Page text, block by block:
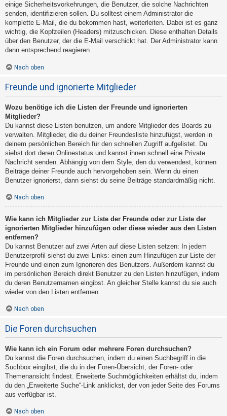
einige Sicherheitsvorkehrungen, die Benutzer, die solche Nachrichten
senden, identifizieren sollen. Du solltest einem Administrator die
komplette E-Mail, die du bekommen hast, weiterleiten. Dabei ist es ganz
wichtig, die Kopfzeilen (Headers) mitzuschicken. Diese enthalten Details
über den Benutzer, der die E-Mail verschickt hat. Der Administrator kann
dann entsprechend reagieren.
Nach oben
Freunde und ignorierte Mitglieder
Wozu benötige ich die Listen der Freunde und ignorierten
Mitglieder?
Du kannst diese Listen benutzen, um andere Mitglieder des Boards zu
verwalten. Mitglieder, die du deiner Freundesliste hinzufügst, werden in
deinem persönlichen Bereich für den schnellen Zugriff aufgelistet. Du
siehst dort deren Onlinestatus und kannst ihnen schnell eine Private
Nachricht senden. Abhängig von dem Style, den du verwendest, können
Beiträge deiner Freunde auch hervorgehoben sein. Wenn du einen
Benutzer ignorierst, dann siehst du seine Beiträge standardmäßig nicht.
Nach oben
Wie kann ich Mitglieder zur Liste der Freunde oder zur Liste der
ignorierten Mitglieder hinzufügen oder diese wieder aus den Listen
entfernen?
Du kannst Benutzer auf zwei Arten auf diese Listen setzen: In jedem
Benutzerprofil siehst du zwei Links: einen zum Hinzufügen zur Liste der
Freunde und einen zum Ignorieren des Benutzers. Außerdem kannst du
im persönlichen Bereich direkt Benutzer zu den Listen hinzufügen, indem
du deren Benutzernamen eingibst. An gleicher Stelle kannst du sie auch
wieder von den Listen entfernen.
Nach oben
Die Foren durchsuchen
Wie kann ich ein Forum oder mehrere Foren durchsuchen?
Du kannst die Foren durchsuchen, indem du einen Suchbegriff in die
Suchbox eingibst, die du in der Foren-Übersicht, der Foren- oder
Themenansicht findest. Erweiterte Suchmöglichkeiten erhältst du, indem
du den „Erweiterte Suche“-Link anklickst, der von jeder Seite des Forums
aus verfügbar ist.
Nach oben